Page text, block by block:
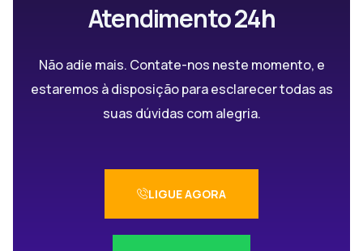
Atendimento 24h
Não adie mais. Contate-nos neste momento, e
estaremos à disposição para esclarecer todas as
suas dúvidas com alegria.
LIGUE AGORA